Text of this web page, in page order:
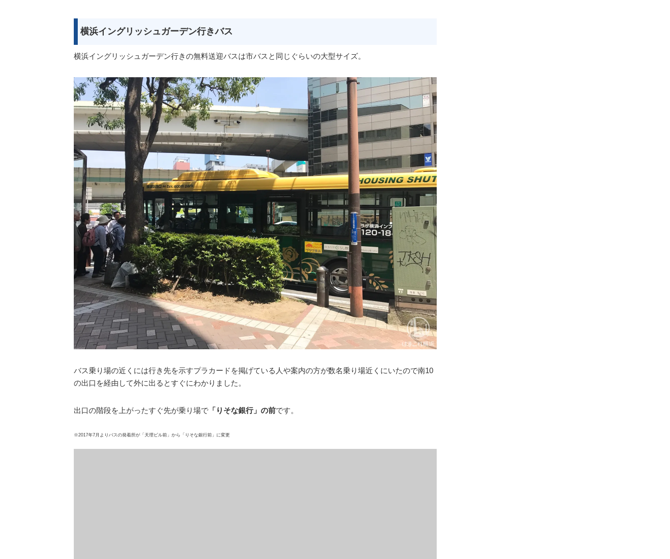
横浜イングリッシュガーデン行きバス
横浜イングリッシュガーデン行きの無料送迎バスは市バスと同じぐらいの大型サイズ。
バス乗り場の近くには行き先を示すプラカードを掲げている人や案内の方が数名乗り場近くにいたので南10
の出口を経由して外に出るとすぐにわかりました。
出口の階段を上がったすぐ先が乗り場で 「りそな銀行」の前です。
※2017年7月よりバスの発着所が「天理ビル前」から「りそな銀行前」に変更